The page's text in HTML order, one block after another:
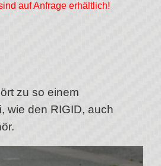
auf Anfrage erhältlich!
zu so einem
wie den RIGID, auch